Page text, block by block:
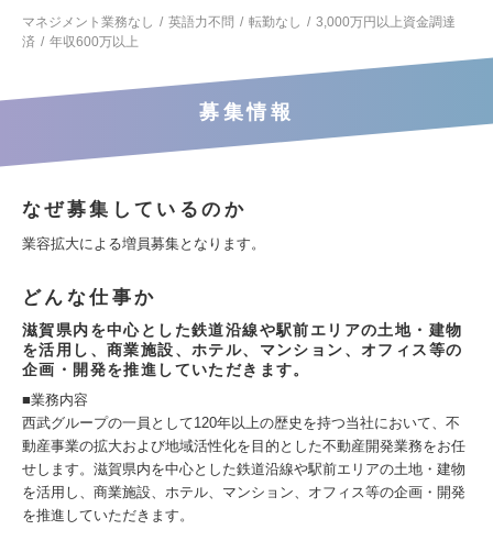
マネジメント業務なし
英語力不問 転勤なし
3,000万円以上資金調達
済
年収600万以上
募集情報
なぜ募集しているのか
業容拡大による増員募集となります。
どんな仕事か
滋賀県内を中心とした鉄道沿線や駅前エリアの土地・建物
を活用し、商業施設、ホテル、マンション、オフィス等の
企画・開発を推進していただきます。
■業務内容
西武グループの一員として120年以上の歴史を持つ当社において、不
動産事業の拡大および地域活性化を目的とした不動産開発業務をお任
せします。滋賀県内を中心とした鉄道沿線や駅前エリアの土地・建物
を活用し、商業施設、ホテル、マンション、オフィス等の企画・開発
を推進していただきます。